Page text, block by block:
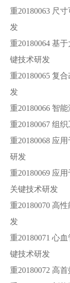
重20180063 尺
发
重20180064 基
键技术研发
重20180065 复
发
重20180066 智
重20180067 组
重20180068 应
研发
重20180069 应
关键技术研发
重20180070 高
发
重20180071 心
键技术研发
重20180072 高